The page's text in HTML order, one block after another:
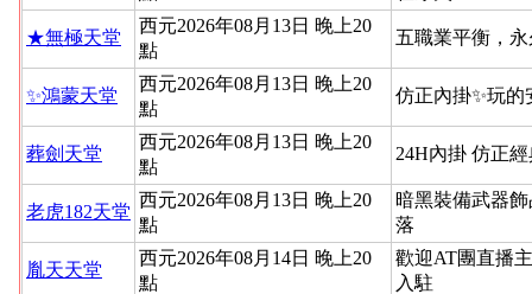
★無極天堂
西元2026年08月13日 晚上20
點
五職業平衡，
✨鴻蒙天堂
西元2026年08月13日 晚上20
點
仿正內掛✨玩的
葬劍天堂
西元2026年08月13日 晚上20
點
24H內掛 仿正
老虎182天堂
西元2026年08月13日 晚上20
點
暗黑裝備武器
落
胤天天堂
西元2026年08月14日 晚上20
點
歡迎AT團直播
入駐